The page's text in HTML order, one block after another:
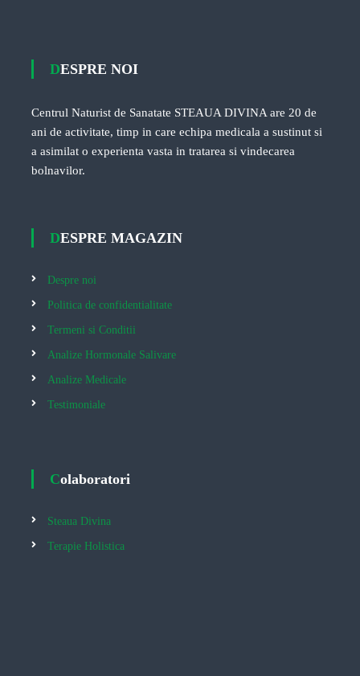
DESPRE NOI
Centrul Naturist de Sanatate STEAUA DIVINA are 20 de
ani de activitate, timp in care echipa medicala a sustinut si
a asimilat o experienta vasta in tratarea si vindecarea
bolnavilor.
DESPRE MAGAZIN
Despre noi
Politica de confidentialitate
Termeni si Conditii
Analize Hormonale Salivare
Analize Medicale
Testimoniale
Colaboratori
Steaua Divina
Terapie Holistica